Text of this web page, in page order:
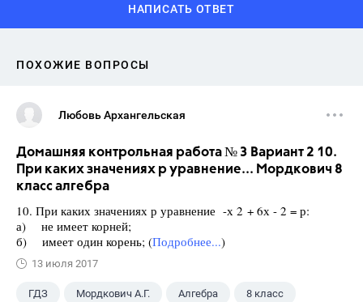
НАПИСАТЬ ОТВЕТ
ПОХОЖИЕ ВОПРОСЫ
Любовь Архангельская
Домашняя контрольная работа № 3 Вариант 2 10.
При каких значениях р уравнение... Мордкович 8
класс алгебра
10. При каких значениях р уравнение -х 2 + 6х - 2 = р:
а) не имеет корней;
б) имеет один корень; (Подробнее...)
13 июля 2017
ГДЗ Мордкович А.Г. Алгебра 8 класс